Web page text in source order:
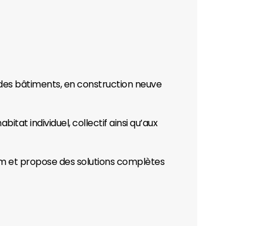
bâtiments, en construction neuve
individuel, collectif ainsi qu’aux
et propose des solutions complètes